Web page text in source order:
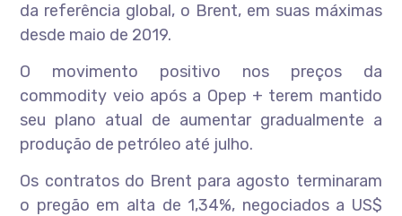
da referência global, o Brent, em suas máximas
desde maio de 2019.
O movimento positivo nos preços da
commodity veio após a Opep + terem mantido
seu plano atual de aumentar gradualmente a
produção de petróleo até julho.
Os contratos do Brent para agosto terminaram
o pregão em alta de 1,34%, negociados a US$